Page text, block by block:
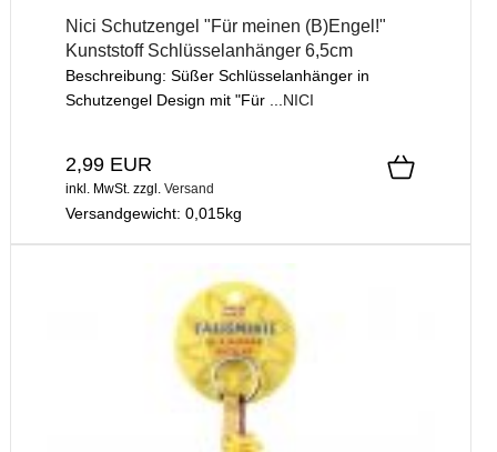
Nici Schutzengel "Für meinen (B)Engel!"
Kunststoff Schlüsselanhänger 6,5cm
Beschreibung: Süßer Schlüsselanhänger in
Schutzengel Design mit "Für ... NICI
2,99 EUR
inkl. MwSt. zzgl. Versand
Versandgewicht: 0,015kg